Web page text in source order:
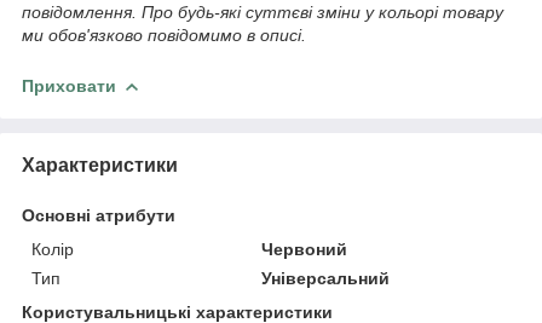
повідомлення. Про будь-які суттєві зміни у кольорі товару
ми обов'язково повідомимо в описі.
Приховати
Характеристики
Основні атрибути
Колір
Червоний
Тип
Універсальний
Користувальницькі характеристики